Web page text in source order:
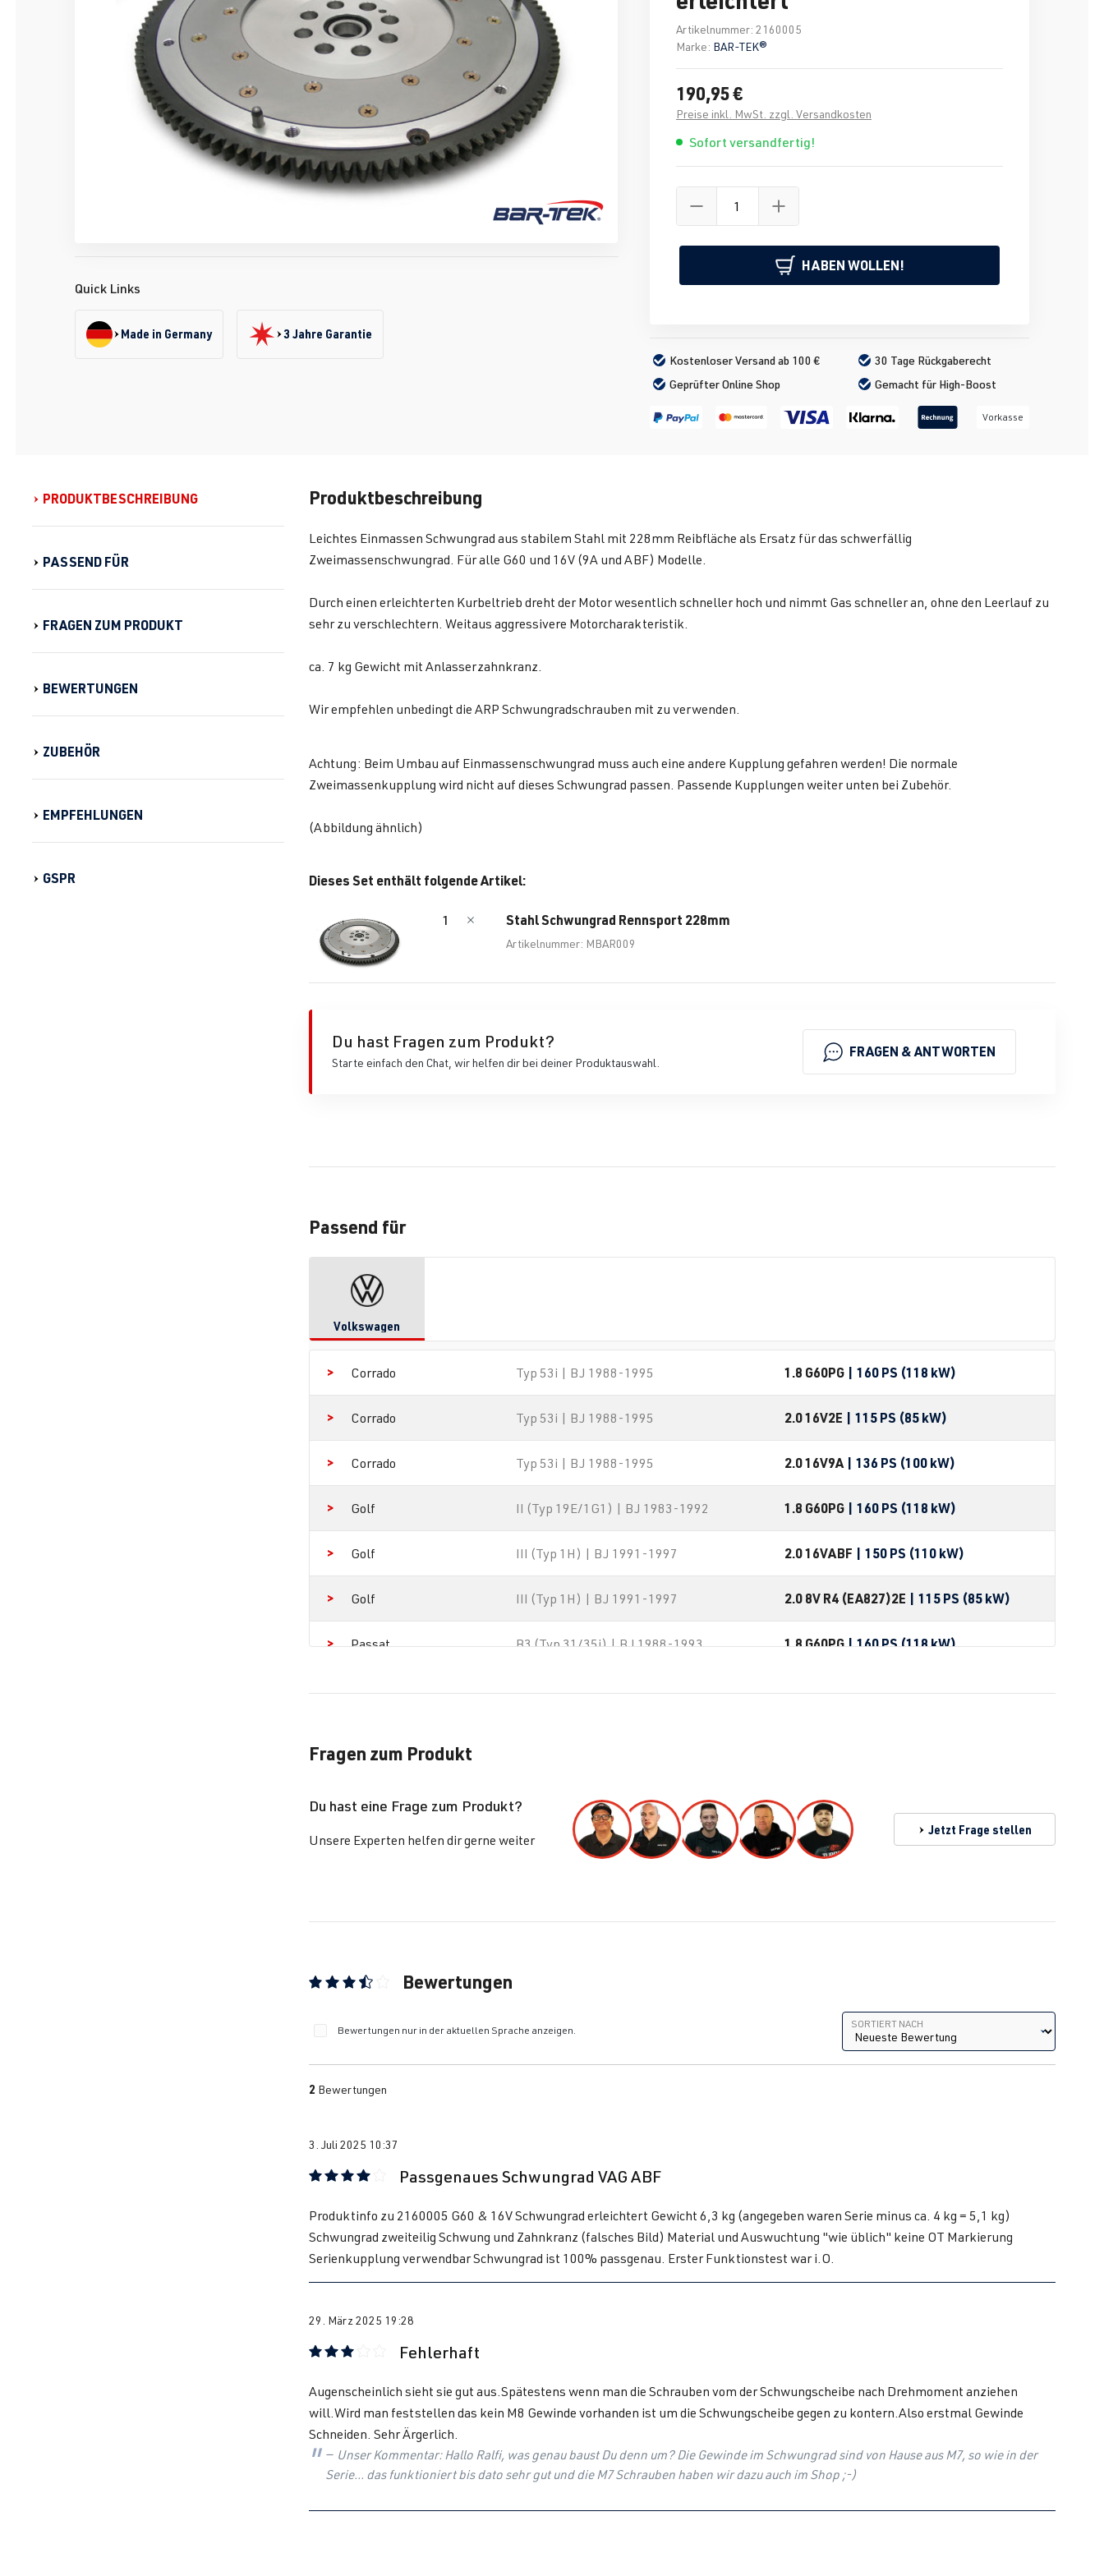
Quick Links
Made in Germany 3 Jahre Garantie
Artikelnummer: 2160005
Marke: BAR-TEK®
190,95 €
Preise inkl. MwSt. zzgl. Versandkosten
Sofort versandfertig!
HABEN WOLLEN!
Kostenloser Versand ab 100 €
30 Tage Rückgaberecht
Geprüfter Online Shop
Gemacht für High-Boost
Vorkasse
PRODUKTBESCHREIBUNG
PASSEND FÜR
FRAGEN ZUM PRODUKT
BEWERTUNGEN
ZUBEHÖR
EMPFEHLUNGEN
GSPR
Produktbeschreibung
Leichtes Einmassen Schwungrad aus stabilem Stahl mit 228mm Reibfläche als Ersatz für das schwerfällig
Zweimassenschwungrad. Für alle G60 und 16V (9A und ABF) Modelle.
Durch einen erleichterten Kurbeltrieb dreht der Motor wesentlich schneller hoch und nimmt Gas schneller an, ohne den Leerlauf zu
sehr zu verschlechtern. Weitaus aggressivere Motorcharakteristik.
ca. 7 kg Gewicht mit Anlasserzahnkranz.
Wir empfehlen unbedingt die ARP Schwungradschrauben mit zu verwenden.
Achtung: Beim Umbau auf Einmassenschwungrad muss auch eine andere Kupplung gefahren werden! Die normale
Zweimassenkupplung wird nicht auf dieses Schwungrad passen. Passende Kupplungen weiter unten bei Zubehör.
(Abbildung ähnlich)
Dieses Set enthält folgende Artikel:
1 Stahl Schwungrad Rennsport 228mm
Artikelnummer: MBAR009
Du hast Fragen zum Produkt?
Starte einfach den Chat, wir helfen dir bei deiner Produktauswahl.
FRAGEN & ANTWORTEN
Passend für
Volkswagen
Corrado Typ 53i | BJ 1988-1995 1.8 G60PG | 160 PS (118 kW)
Corrado Typ 53i | BJ 1988-1995 2.0 16V2E | 115 PS (85 kW)
Corrado Typ 53i | BJ 1988-1995 2.0 16V9A | 136 PS (100 kW)
Golf II (Typ 19E/1G1) | BJ 1983-1992 1.8 G60PG | 160 PS (118 kW)
Golf III (Typ 1H) | BJ 1991-1997 2.0 16VABF | 150 PS (110 kW)
Golf III (Typ 1H) | BJ 1991-1997 2.0 8V R4 (EA827)2E | 115 PS (85 kW)
Passat B3 (Typ 31/35i) | BJ 1988-1993 1.8 G60PG| 160 PS (118 kW)
Fragen zum Produkt
Du hast eine Frage zum Produkt?
Unsere Experten helfen dir gerne weiter
Jetzt Frage stellen
Bewertungen
Bewertungen nur in der aktuellen Sprache anzeigen.
Sortiert nach
SORTIERT NACH
2 Bewertungen
3. Juli 2025 10:37
Passgenaues Schwungrad VAG ABF
Produktinfo zu 2160005 G60 & 16V Schwungrad erleichtert Gewicht 6,3 kg (angegeben waren Serie minus ca. 4 kg = 5,1 kg)
Schwungrad zweiteilig Schwung und Zahnkranz (falsches Bild) Material und Auswuchtung "wie üblich" keine OT Markierung
Serienkupplung verwendbar Schwungrad ist 100% passgenau. Erster Funktionstest war i.O.
29. März 2025 19:28
Fehlerhaft
Augenscheinlich sieht sie gut aus.Spätestens wenn man die Schrauben vom der Schwungscheibe nach Drehmoment anziehen
will.Wird man feststellen das kein M8 Gewinde vorhanden ist um die Schwungscheibe gegen zu kontern.Also erstmal Gewinde
Schneiden. Sehr Ärgerlich.
Unser Kommentar: Hallo Ralfi, was genau baust Du denn um? Die Gewinde im Schwungrad sind von Hause aus M7, so wie in der
Serie... das funktioniert bis dato sehr gut und die M7 Schrauben haben wir dazu auch im Shop ;-)